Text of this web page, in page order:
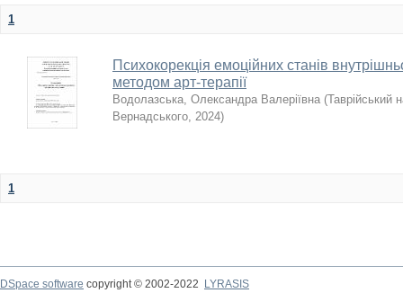
1
Психокорекція емоційних станів
методом арт-терапії
Водолазська, Олександра Валеріївна (Таврійський
Вернадського, 2024)
1
DSpace software copyright © 2002-2022
LYRASIS